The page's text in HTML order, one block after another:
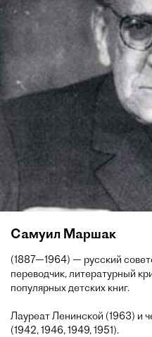
Самуил Маршак
(1887—1964) — русский
переводчик, литературный
популярных детских книг.
Лауреат Ленинской (1963) и
(1942, 1946, 1949, 1951).